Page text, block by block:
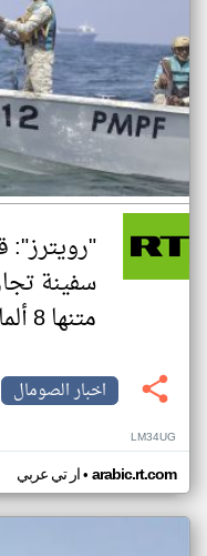
"رويترز":
سفينة
متنها 8 ألمان و10 فلبينيين
اخبار الصومال
LM34UG
ار تي عربي• arabic.rt.com